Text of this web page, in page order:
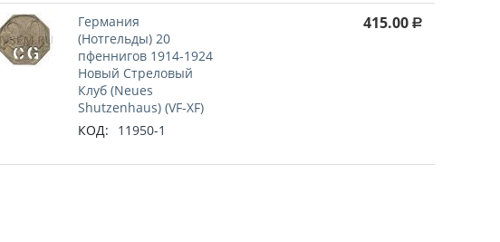
Германия
(Нотгельды) 20
пфеннигов 1914-1924
Новый Стреловый
Клуб (Neues
Shutzenhaus) (VF-XF)
КОД:
11950-1
415.00 Р